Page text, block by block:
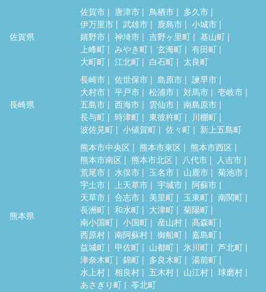
佐賀県
佐賀市 唐津市 鳥栖市
多久市
伊万里市
武雄市 鹿島市
小城市
嬉野市
神埼市 吉野ヶ里町
基山町
上峰町
みやき町 玄海町
有田町
大町町
江北町 白石町 太良町
長崎県
長崎市 佐世保市 島原市
諫早市
大村市
平戸市 松浦市 対馬市
壱岐市
五島市
西海市 雲仙市
南島原市
長与町
時津町 東彼杵町
川棚町
波佐見町
小値賀町 佐々町 新上五島町
熊本県
熊本市中央区 熊本市東区
熊本市西区
熊本市南区
熊本市北区 八代市
人吉市
荒尾市
水俣市 玉名市 山鹿市
菊池市
宇土市
上天草市 宇城市
阿蘇市
天草市
合志市 美里町 玉東町
南関町
長洲町
和水町 大津町
菊陽町
南小国町
小国町 産山村
高森町
西原村
南阿蘇村 御船町
嘉島町
益城町
甲佐町 山都町 氷川町
芦北町
津奈木町
錦町 多良木町
湯前町
水上村
相良村 五木村 山江村
球磨村
あさぎり町
苓北町